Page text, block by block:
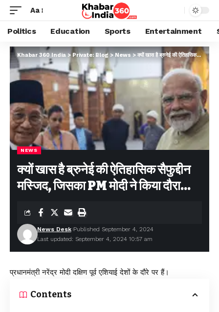
Aa
Politics Education Sports Entertainment
Khabar 360 India> Private: Blog>News>क्यों खास है ब्रुनेई की ऐतिहासिक सैफुद्दीन मस्जिद, जिसका PM मोदी ने किया दौरा…
NEWS
क्यों खास है ब्रुनेई की ऐतिहासिक सैफुद्दीन
मस्जिद, जिसका PM मोदी ने किया दौरा…
Last updated: September 4, 2024 10:57 am
News Desk Published September 4, 2024
प्रधानमंत्री नरेंद्र मोदी दक्षिण पूर्व एशियाई देशों के दौरे पर हैं।
Contents